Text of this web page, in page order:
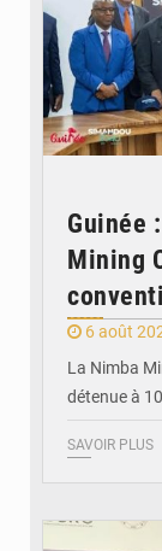
Guinée
Mining
6 août
La Nimba
détenue à
SAVOIR PLUS